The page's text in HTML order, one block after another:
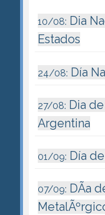
10/08: Dia
Estados
24/08: Día
27/08: Dia
Argentina
01/09: Día
07/09: DÃ­a